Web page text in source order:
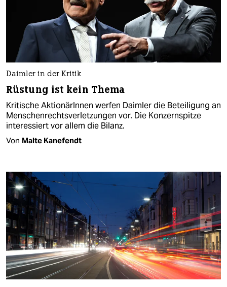
Daimler in der Kritik
Rüstung ist kein Thema
Kritische AktionärInnen werfen Daimler die Beteiligung an
Menschenrechtsverletzungen vor. Die Konzernspitze
interessiert vor allem die Bilanz.
Von Malte Kanefendt